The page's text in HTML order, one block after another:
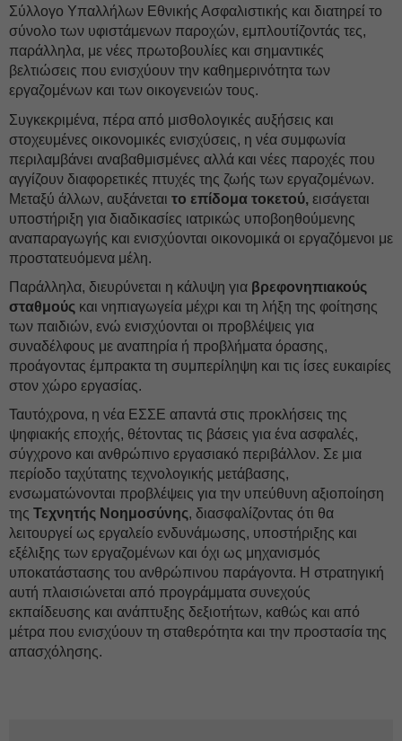
Σύλλογο Υπαλλήλων Εθνικής Ασφαλιστικής και διατηρεί το
σύνολο των υφιστάμενων παροχών, εμπλουτίζοντάς τες,
παράλληλα, με νέες πρωτοβουλίες και σημαντικές
βελτιώσεις που ενισχύουν την καθημερινότητα των
εργαζομένων και των οικογενειών τους.
Συγκεκριμένα, πέρα από μισθολογικές αυξήσεις και
στοχευμένες οικονομικές ενισχύσεις, η νέα συμφωνία
περιλαμβάνει αναβαθμισμένες αλλά και νέες παροχές που
αγγίζουν διαφορετικές πτυχές της ζωής των εργαζομένων.
Μεταξύ άλλων, αυξάνεται το επίδομα τοκετού, εισάγεται
υποστήριξη για διαδικασίες ιατρικώς υποβοηθούμενης
αναπαραγωγής και ενισχύονται οικονομικά οι εργαζόμενοι με
προστατευόμενα μέλη.
Παράλληλα, διευρύνεται η κάλυψη για βρεφονηπιακούς
σταθμούς και νηπιαγωγεία μέχρι και τη λήξη της φοίτησης
των παιδιών, ενώ ενισχύονται οι προβλέψεις για
συναδέλφους με αναπηρία ή προβλήματα όρασης,
προάγοντας έμπρακτα τη συμπερίληψη και τις ίσες ευκαιρίες
στον χώρο εργασίας.
Ταυτόχρονα, η νέα ΕΣΣΕ απαντά στις προκλήσεις της
ψηφιακής εποχής, θέτοντας τις βάσεις για ένα ασφαλές,
σύγχρονο και ανθρώπινο εργασιακό περιβάλλον. Σε μια
περίοδο ταχύτατης τεχνολογικής μετάβασης,
ενσωματώνονται προβλέψεις για την υπεύθυνη αξιοποίηση
της Τεχνητής Νοημοσύνης, διασφαλίζοντας ότι θα
λειτουργεί ως εργαλείο ενδυνάμωσης, υποστήριξης και
εξέλιξης των εργαζομένων και όχι ως μηχανισμός
υποκατάστασης του ανθρώπινου παράγοντα. Η στρατηγική
αυτή πλαισιώνεται από προγράμματα συνεχούς
εκπαίδευσης και ανάπτυξης δεξιοτήτων, καθώς και από
μέτρα που ενισχύουν τη σταθερότητα και την προστασία της
απασχόλησης.